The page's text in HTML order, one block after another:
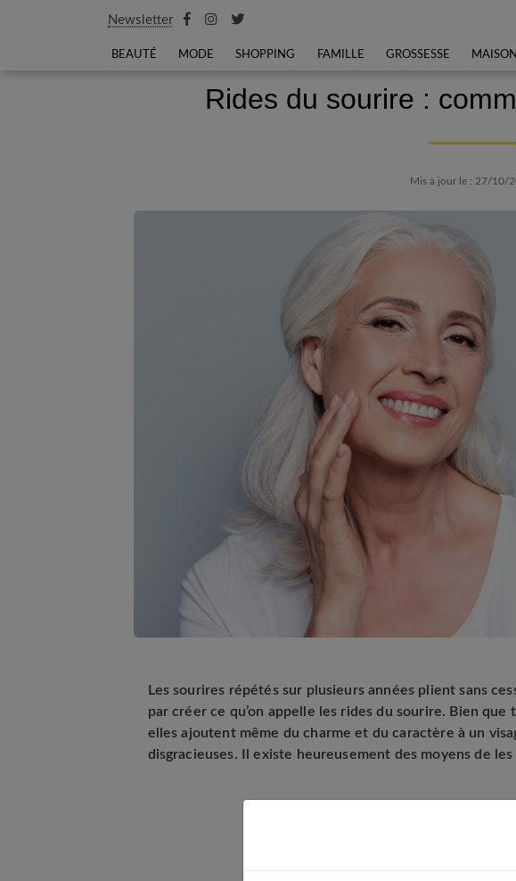
Newsletter
BEAUTÉ MODE SHOPPING FAMILLE GROSSESSE MAISON
Rides du sourire :
Mis à jour le : 27/10/
Les sourires répétés sur plusieurs années plient sans
par créer ce qu’on appelle les rides du sourire. Bien
elles ajoutent même du charme et du caractère à un
disgracieuses. Il existe heureusement des moyens de